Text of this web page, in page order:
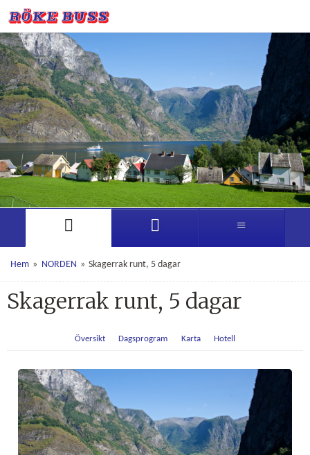
Hem » NORDEN » Skagerrak runt, 5 dagar
Skagerrak runt, 5 dagar
Översikt Dagsprogram Karta Hotell